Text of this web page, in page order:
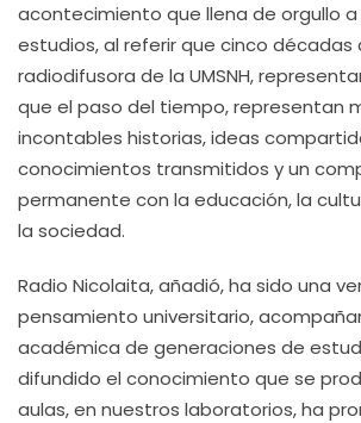
acontecimiento que llena de orgullo
estudios, al referir que cinco décadas
radiodifusora de la UMSNH,
que el paso del tiempo, representan
incontables historias, ideas
conocimientos transmitidos y un
permanente con la educación, la
la sociedad.
Radio Nicolaita, añadió, ha sido una
pensamiento universitario,
académica de generaciones de
difundido el conocimiento que se
aulas, en nuestros laboratorios, ha